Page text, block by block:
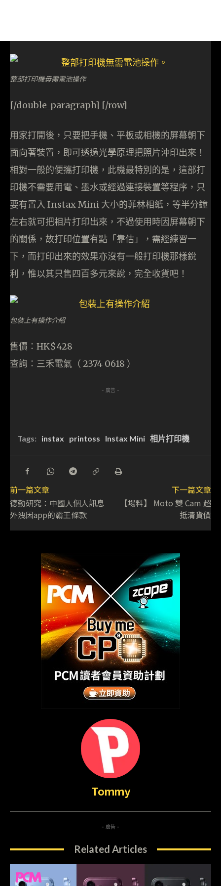
整部打印機毋需電池操作
[/double_paragraph] [/row]
用家打開後，只要把手機、平板或相機的屏幕朝下
面向著裝置，即可透過光學原理把照片沖印出來！
相對一般的便攜打印機，此機最特別的是，這部打
印機不需要用電、墨水或經過連接裝置等程序，只
要有置入 Instax Mini 大小的菲林相紙，等半分鐘
左右就可把相片打印出來，不過使用時因屏幕朝下
的關係，故打印位置有點「靠估」，需經練習一
下，而打印出來的效果亦沒有一般打印機那樣銳
利，惟以其只售四百多元來說，完全收貨吧！
包裝上有操作介紹
售價：HK$428
查詢：三禾電氣（ 2374 0618 ）
- 廣告 -
Tags: instax printoss Instax Mini 相片打印機
前一篇文章
德勤研究：中國人個人訊息
外洩因app的霸王條款
下一篇文章
【場料】 Moto 雙 Cam 超
抵清貨價
Tommy
- 廣告 -
Related Articles